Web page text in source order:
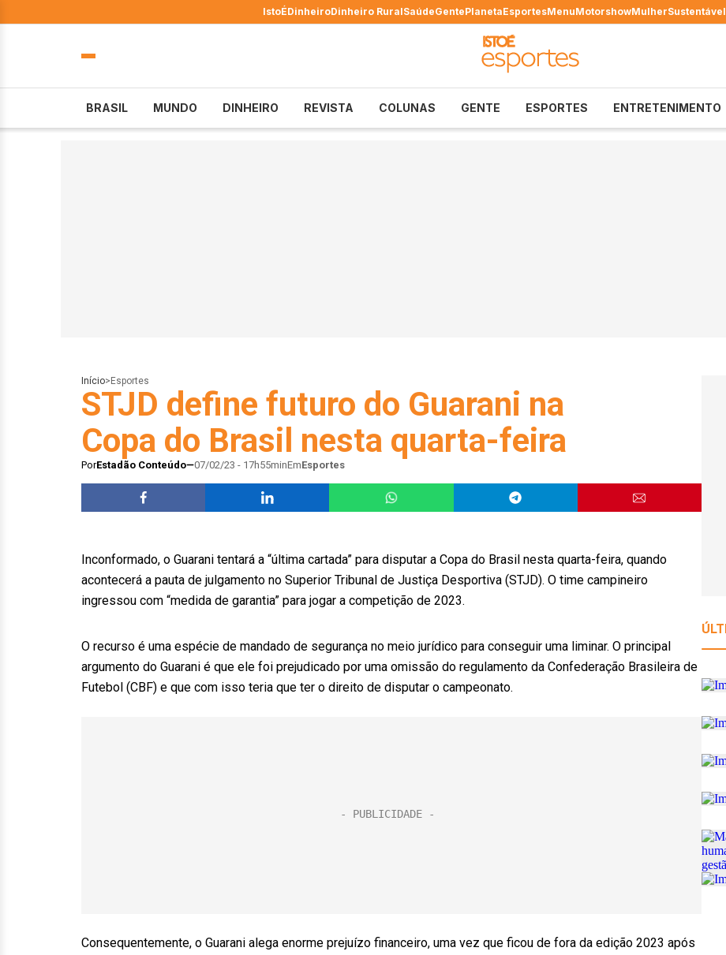
IstoÉDinheiroDinheiro RuralSaúdeGentePlanetaEsportesMenuMotorshowMulherSustentável
BRASIL MUNDO DINHEIRO REVISTA COLUNAS GENTE ESPORTES ENTRETENIMENTO
Início> Esportes
STJD define futuro do Guarani na
Copa do Brasil nesta quarta-feira
PorEstadão Conteúdo 07/02/23 - 17h55minEmEsportes
Inconformado, o Guarani tentará a “última cartada” para disputar a Copa do Brasil nesta quarta-feira, quando
acontecerá a pauta de julgamento no Superior Tribunal de Justiça Desportiva (STJD). O time campineiro
ingressou com “medida de garantia” para jogar a competição de 2023.
O recurso é uma espécie de mandado de segurança no meio jurídico para conseguir uma liminar. O principal
argumento do Guarani é que ele foi prejudicado por uma omissão do regulamento da Confederação Brasileira de
Futebol (CBF) e que com isso teria que ter o direito de disputar o campeonato.
Consequentemente, o Guarani alega enorme prejuízo financeiro, uma vez que ficou de fora da edição 2023 após